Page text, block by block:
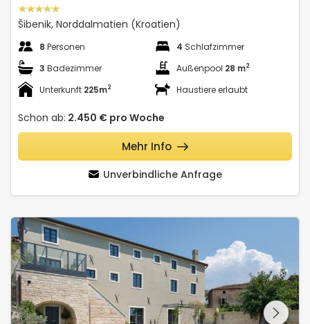
Šibenik, Norddalmatien (Kroatien)
8 Personen 4 Schlafzimmer
3 Badezimmer Außenpool 28 m2
Unterkunft 225m2 Haustiere erlaubt
Schon ab: 2.450 € pro Woche
Unverbindliche Anfrage
Mehr Info
Villa Covri
Schauen Sie sich die
gesamte Galerie